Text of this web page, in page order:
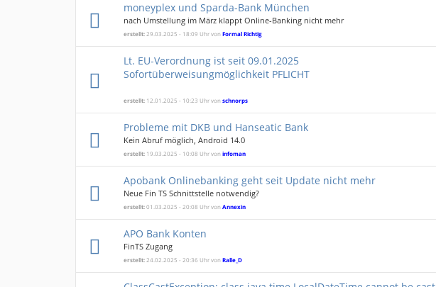
moneyplex und Sparda-Bank München
nach Umstellung im März klappt Online-Banking nicht mehr
erstellt: 29.03.2025 - 18:09 Uhr vonFormal Richtig
Lt. EU-Verordnung ist seit 09.01.2025
Sofortüberweisungmöglichkeit PFLICHT
erstellt: 12.01.2025 - 10:23 Uhr vonschnorps
Probleme mit DKB und Hanseatic Bank
Kein Abruf möglich, Android 14.0
erstellt: 19.03.2025 - 10:08 Uhr voninfoman
Apobank Onlinebanking geht seit Update nicht mehr
Neue Fin TS Schnittstelle notwendig?
erstellt:01.03.2025 - 20:08 Uhr vonAnnexin
APO Bank Konten
FinTS Zugang
erstellt: 24.02.2025 - 20:36 Uhr vonRalle_D